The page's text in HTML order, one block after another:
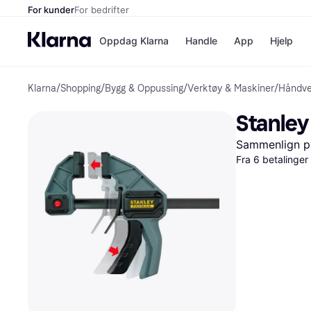
For kunderFor bedrifter
Oppdag Klarna
Betal nå
Betal i 3 deler
Betal innen
Finansiering
Handle
Butikker
App Hjelp
Klarna/Shopping/Bygg & Oppussing/Verktøy & Maskiner/
Sammenlign
Fra 6